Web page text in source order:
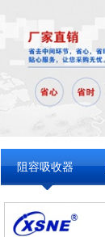
阻容吸收器